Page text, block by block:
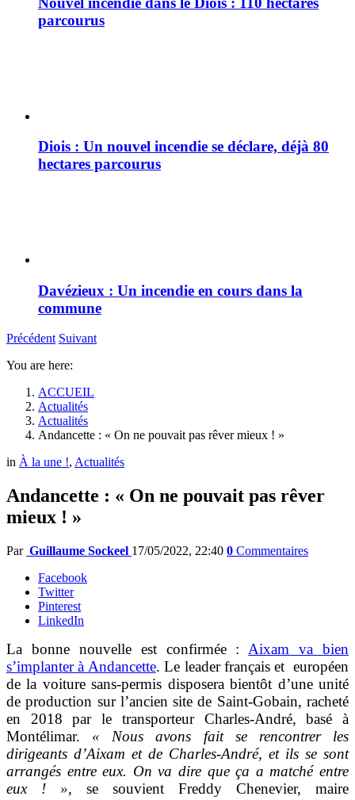
parcourus
Diois : Un nouvel incendie se déclare, déjà 80
hectares parcourus
Davézieux : Un incendie en cours dans la
commune
Précédent Suivant
You are here:
ACCUEIL
Actualités
Actualités
Andancette : « On ne pouvait pas rêver mieux ! »
in À la une !, Actualités
Andancette : « On ne pouvait pas rêver
mieux ! »
Par Guillaume Sockeel 17/05/2022, 22:40 0 Commentaires
Facebook
Twitter
Pinterest
LinkedIn
La bonne nouvelle est confirmée :Aixam va bien
s’implanter à Andancette. Le leader français et européen
de la voiture sans-permis disposera bientôt d’une unité
de production sur l’ancien site de Saint-Gobain, racheté
en 2018 par le transporteur Charles-André, basé à
Montélimar. « Nous avons fait se rencontrer les
dirigeants d’Aixam et de Charles-André, et ils se sont
arrangés entre eux. On va dire que ça a matché entre
eux ! », se souvient Freddy Chenevier, maire